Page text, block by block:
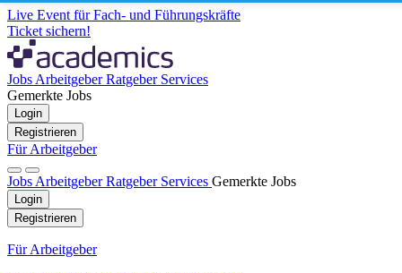
Live Event für Fach- und Führungskräfte
Ticket sichern!
Jobs ArbeitgeberRatgeber Services
Gemerkte Jobs
Login
Registrieren
Für Arbeitgeber
Jobs ArbeitgeberRatgeber Services Gemerkte Jobs
Login
Registrieren
Für Arbeitgeber